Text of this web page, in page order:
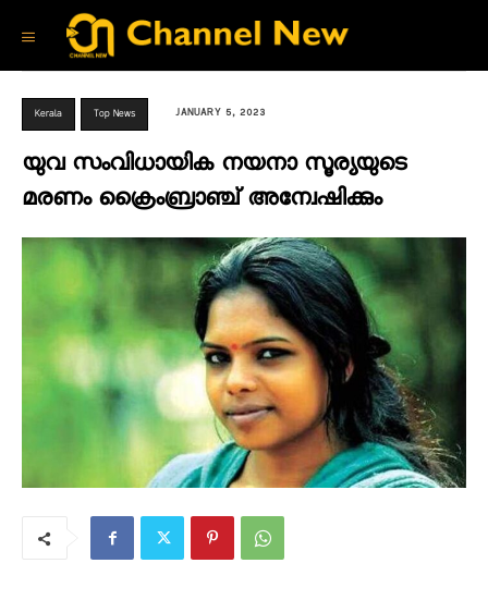
Kerala Top News JANUARY 5, 2023
യുവ സംവിധായിക നയനാ സൂര്യയുടെ
മരണം ക്രൈംബ്രാഞ്ച് അന്വേഷിക്കും